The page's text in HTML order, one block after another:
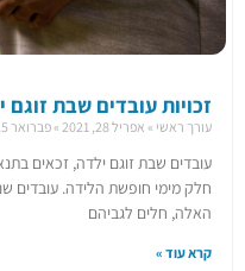
זכויות עובדים שבת זוגם
עורך ראשי אפריל 28, 2021 פברואר 5, 2025
עובדים שבת זוגם ילדה, זכאים
חלק מימי חופשת הלידה. עובדים
האלה, חלים לגביהם
קרא עוד »